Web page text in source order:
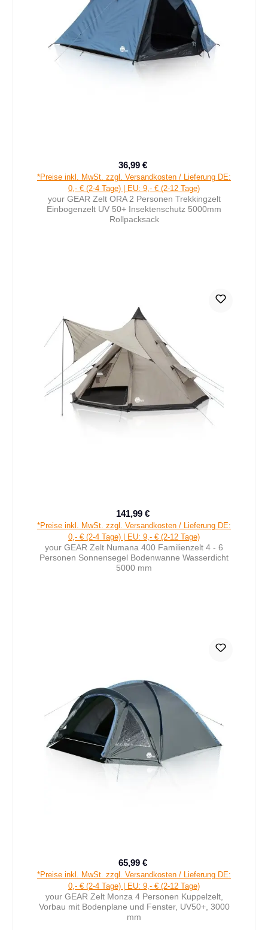
Verkaufspreis:
36,99 €
*Preise inkl. MwSt. zzgl. Versandkosten / Lieferung DE:
0,- € (2-4 Tage) | EU: 9,- € (2-12 Tage)
your GEAR Zelt ORA 2 Personen Trekkingzelt
Einbogenzelt UV 50+ Insektenschutz 5000mm
Rollpacksack
Verkaufspreis:
141,99 €
*Preise inkl. MwSt. zzgl. Versandkosten / Lieferung DE:
0,- € (2-4 Tage) | EU: 9,- € (2-12 Tage)
your GEAR Zelt Numana 400 Familienzelt 4 - 6
Personen Sonnensegel Bodenwanne Wasserdicht
5000 mm
Verkaufspreis:
65,99 €
*Preise inkl. MwSt. zzgl. Versandkosten / Lieferung DE:
0,- € (2-4 Tage) | EU: 9,- € (2-12 Tage)
your GEAR Zelt Monza 4 Personen Kuppelzelt,
Vorbau mit Bodenplane und Fenster, UV50+, 3000
mm